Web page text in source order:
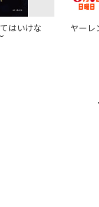
はいけな ヤー